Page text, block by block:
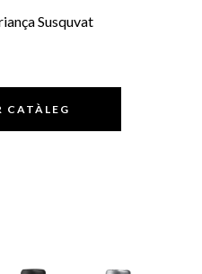
Susquvat
CATÀLEG